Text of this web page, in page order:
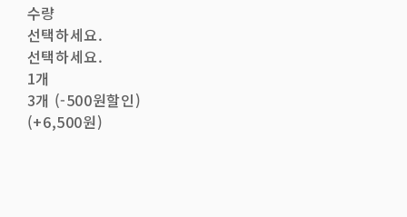
수량
선택하세요.
선택하세요.
1개
3개 (-500원할인)
(+6,500원)